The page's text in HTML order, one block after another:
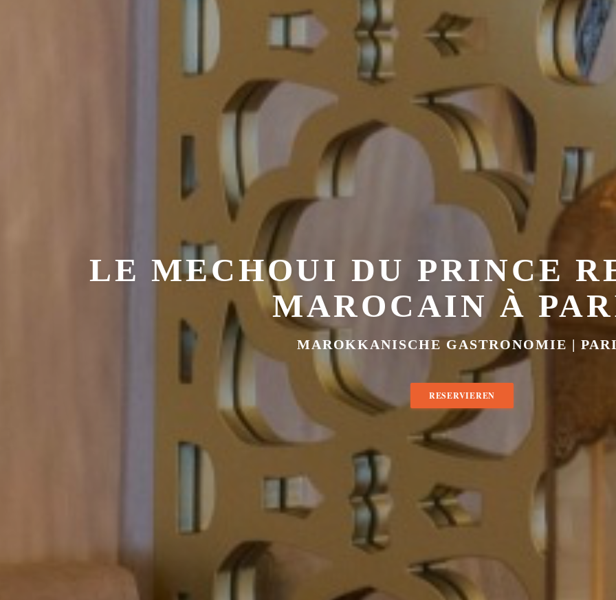
LE MECHOUI DU PRINCE
MAROCAIN À
LE MECHOUI DU PRINCE
MAROKKANISCHE GASTRONOMIE
RESERVIEREN